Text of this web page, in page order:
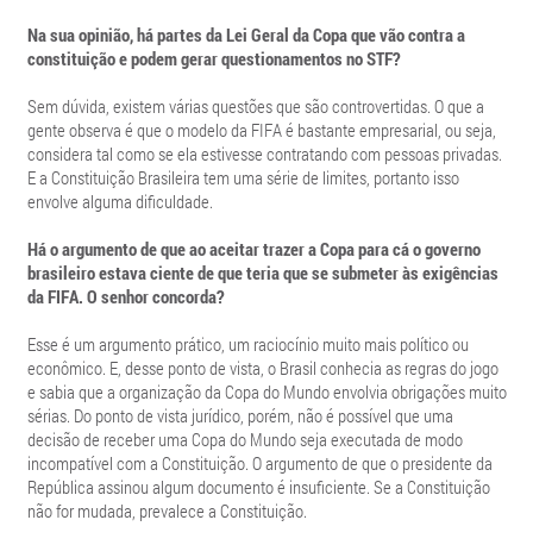
Na sua opinião, há partes da Lei Geral da Copa que vão contra a
constituição e podem gerar questionamentos no STF?
Sem dúvida, existem várias questões que são controvertidas. O que a
gente observa é que o modelo da FIFA é bastante empresarial, ou seja,
considera tal como se ela estivesse contratando com pessoas privadas.
E a Constituição Brasileira tem uma série de limites, portanto isso
envolve alguma dificuldade.
Há o argumento de que ao aceitar trazer a Copa para cá o governo
brasileiro estava ciente de que teria que se submeter às exigências
da FIFA. O senhor concorda?
Esse é um argumento prático, um raciocínio muito mais político ou
econômico. E, desse ponto de vista, o Brasil conhecia as regras do jogo
e sabia que a organização da Copa do Mundo envolvia obrigações muito
sérias. Do ponto de vista jurídico, porém, não é possível que uma
decisão de receber uma Copa do Mundo seja executada de modo
incompatível com a Constituição. O argumento de que o presidente da
República assinou algum documento é insuficiente. Se a Constituição
não for mudada, prevalece a Constituição.